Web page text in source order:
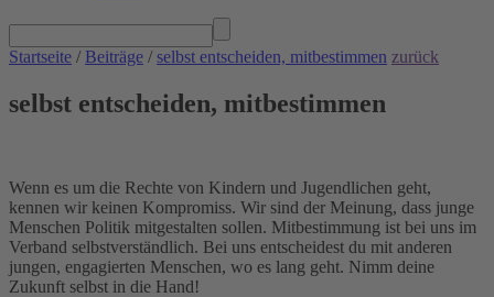
Startseite / Beiträge / selbst entscheiden, mitbestimmen zurück
selbst entscheiden, mitbestimmen
Wenn es um die Rechte von Kindern und Jugendlichen geht,
kennen wir keinen Kompromiss. Wir sind der Meinung, dass junge
Menschen Politik mitgestalten sollen. Mitbestimmung ist bei uns im
Verband selbstverständlich. Bei uns entscheidest du mit anderen
jungen, engagierten Menschen, wo es lang geht. Nimm deine
Zukunft selbst in die Hand!